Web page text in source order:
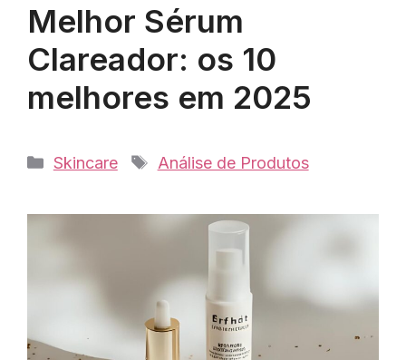
Melhor Sérum
Clareador: os 10
melhores em 2025
Categorias
Skincare Tags
Análise de Produtos